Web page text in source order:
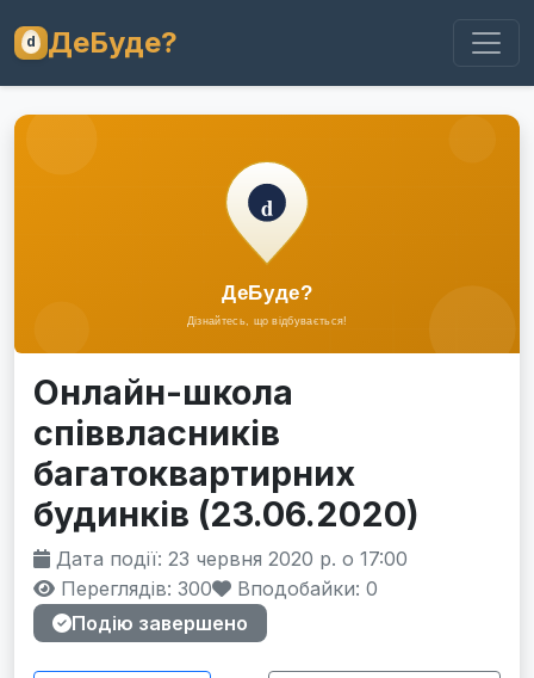
ДеБуде?
Онлайн-школа
співвласників
багатоквартирних
будинків (23.06.2020)
Дата події: 23 червня 2020 р. о 17:00
Переглядів: 300
Вподобайки: 0
Подію завершено